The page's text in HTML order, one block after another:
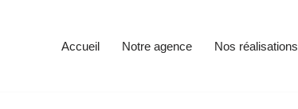
Accueil Notre agence Nos réalisations